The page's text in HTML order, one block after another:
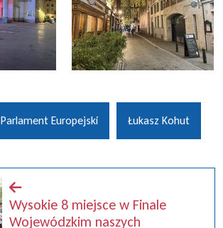
Parlament Europejski Łukasz Kohut
Wysokie 8 miejsce w Finale
Wojewódzkim naszych